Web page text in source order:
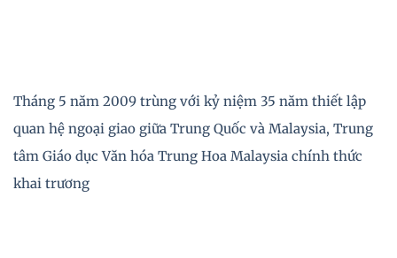
Tháng 5 năm 2009 trùng với kỷ niệm 35 năm thiết lập
quan hệ ngoại giao giữa Trung Quốc và Malaysia, Trung
tâm Giáo dục Văn hóa Trung Hoa Malaysia chính thức
khai trương